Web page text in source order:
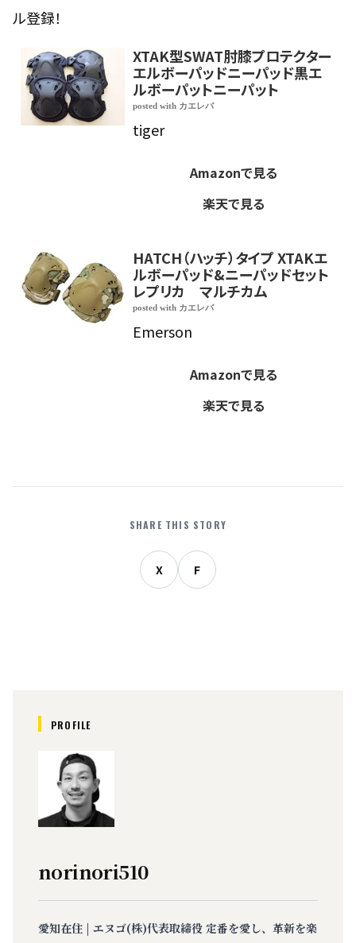
ル登録！
XTAK型SWAT肘膝プロテクター
エルボーパッドニーパッド黒エ
ルボーパットニーパット
posted with カエレバ
tiger
Amazonで見る
楽天で見る
HATCH（ハッチ）タイプ XTAKエ
ルボーパッド&ニーパッドセット
レプリカ マルチカム
posted with カエレバ
Emerson
Amazonで見る
楽天で見る
SHARE THIS STORY
X F
PROFILE
norinori510
愛知在住 | エヌゴ(株)代表取締役 定番を愛し、革新を楽